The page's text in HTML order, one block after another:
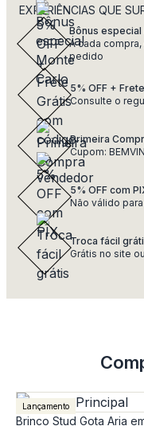
EXPERIÊNCIAS QUE
Bônus especial
A cada
pedido
5% OFF +
Consulte o
Primeira
Cupom:
5% OFF com
Não válido
Troca fácil
Grátis no site
Lançamento
Brinco Stud Gota Aria